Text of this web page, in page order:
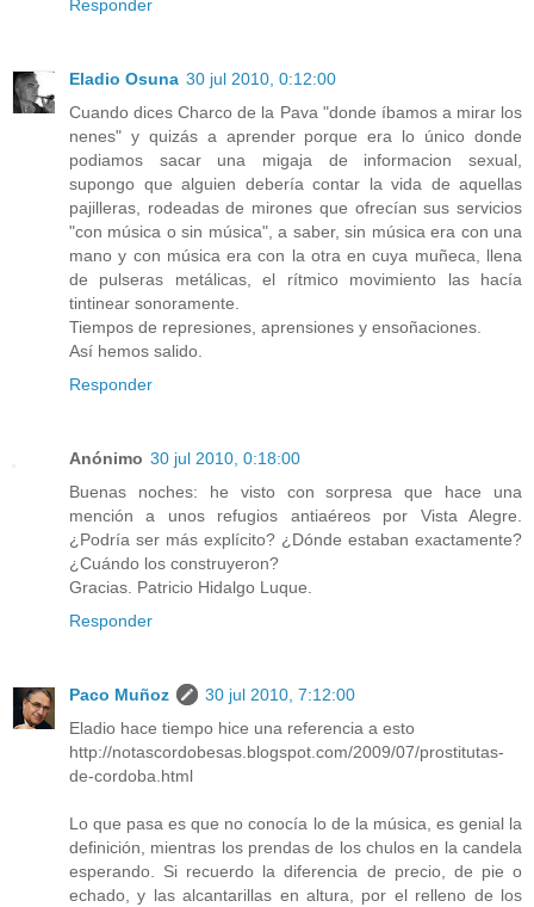
Responder
Eladio Osuna 30 jul 2010, 0:12:00
Cuando dices Charco de la Pava "donde íbamos a mirar los
nenes" y quizás a aprender porque era lo único donde
podiamos sacar una migaja de informacion sexual,
supongo que alguien debería contar la vida de aquellas
pajilleras, rodeadas de mirones que ofrecían sus servicios
"con música o sin música", a saber, sin música era con una
mano y con música era con la otra en cuya muñeca, llena
de pulseras metálicas, el rítmico movimiento las hacía
tintinear sonoramente.
Tiempos de represiones, aprensiones y ensoñaciones.
Así hemos salido.
Responder
Anónimo 30 jul 2010, 0:18:00
Buenas noches: he visto con sorpresa que hace una
mención a unos refugios antiaéreos por Vista Alegre.
¿Podría ser más explícito? ¿Dónde estaban exactamente?
¿Cuándo los construyeron?
Gracias. Patricio Hidalgo Luque.
Responder
Paco Muñoz
30 jul 2010, 7:12:00
Eladio hace tiempo hice una referencia a esto
http://notascordobesas.blogspot.com/2009/07/prostitutas-
de-cordoba.html
Lo que pasa es que no conocía lo de la música, es genial la
definición, mientras los prendas de los chulos en la candela
esperando. Si recuerdo la diferencia de precio, de pie o
echado, y las alcantarillas en altura, por el relleno de los